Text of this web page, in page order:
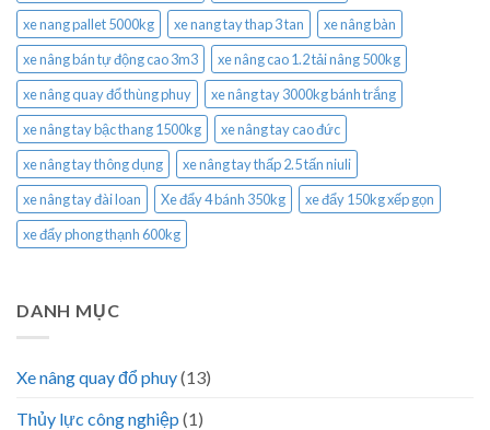
xe nang pallet 5000kg
xe nang tay thap 3 tan
xe nâng bàn
xe nâng bán tự động cao 3m3
xe nâng cao 1.2 tải nâng 500kg
xe nâng quay đổ thùng phuy
xe nâng tay 3000kg bánh trắng
xe nâng tay bậc thang 1500kg
xe nâng tay cao đức
xe nâng tay thông dụng
xe nâng tay thấp 2.5 tấn niuli
xe nâng tay đài loan
Xe đẩy 4 bánh 350kg
xe đẩy 150kg xếp gọn
xe đẩy phong thạnh 600kg
DANH MỤC
Xe nâng quay đổ phuy(13)
Thủy lực công nghiệp (1)